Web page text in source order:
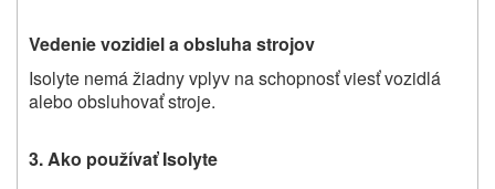
Vedenie vozidiel a obsluha strojov
Isolyte nemá žiadny vplyv na schopnosť viesť vozidlá
alebo obsluhovať stroje.
3.Ako používať Isolyte